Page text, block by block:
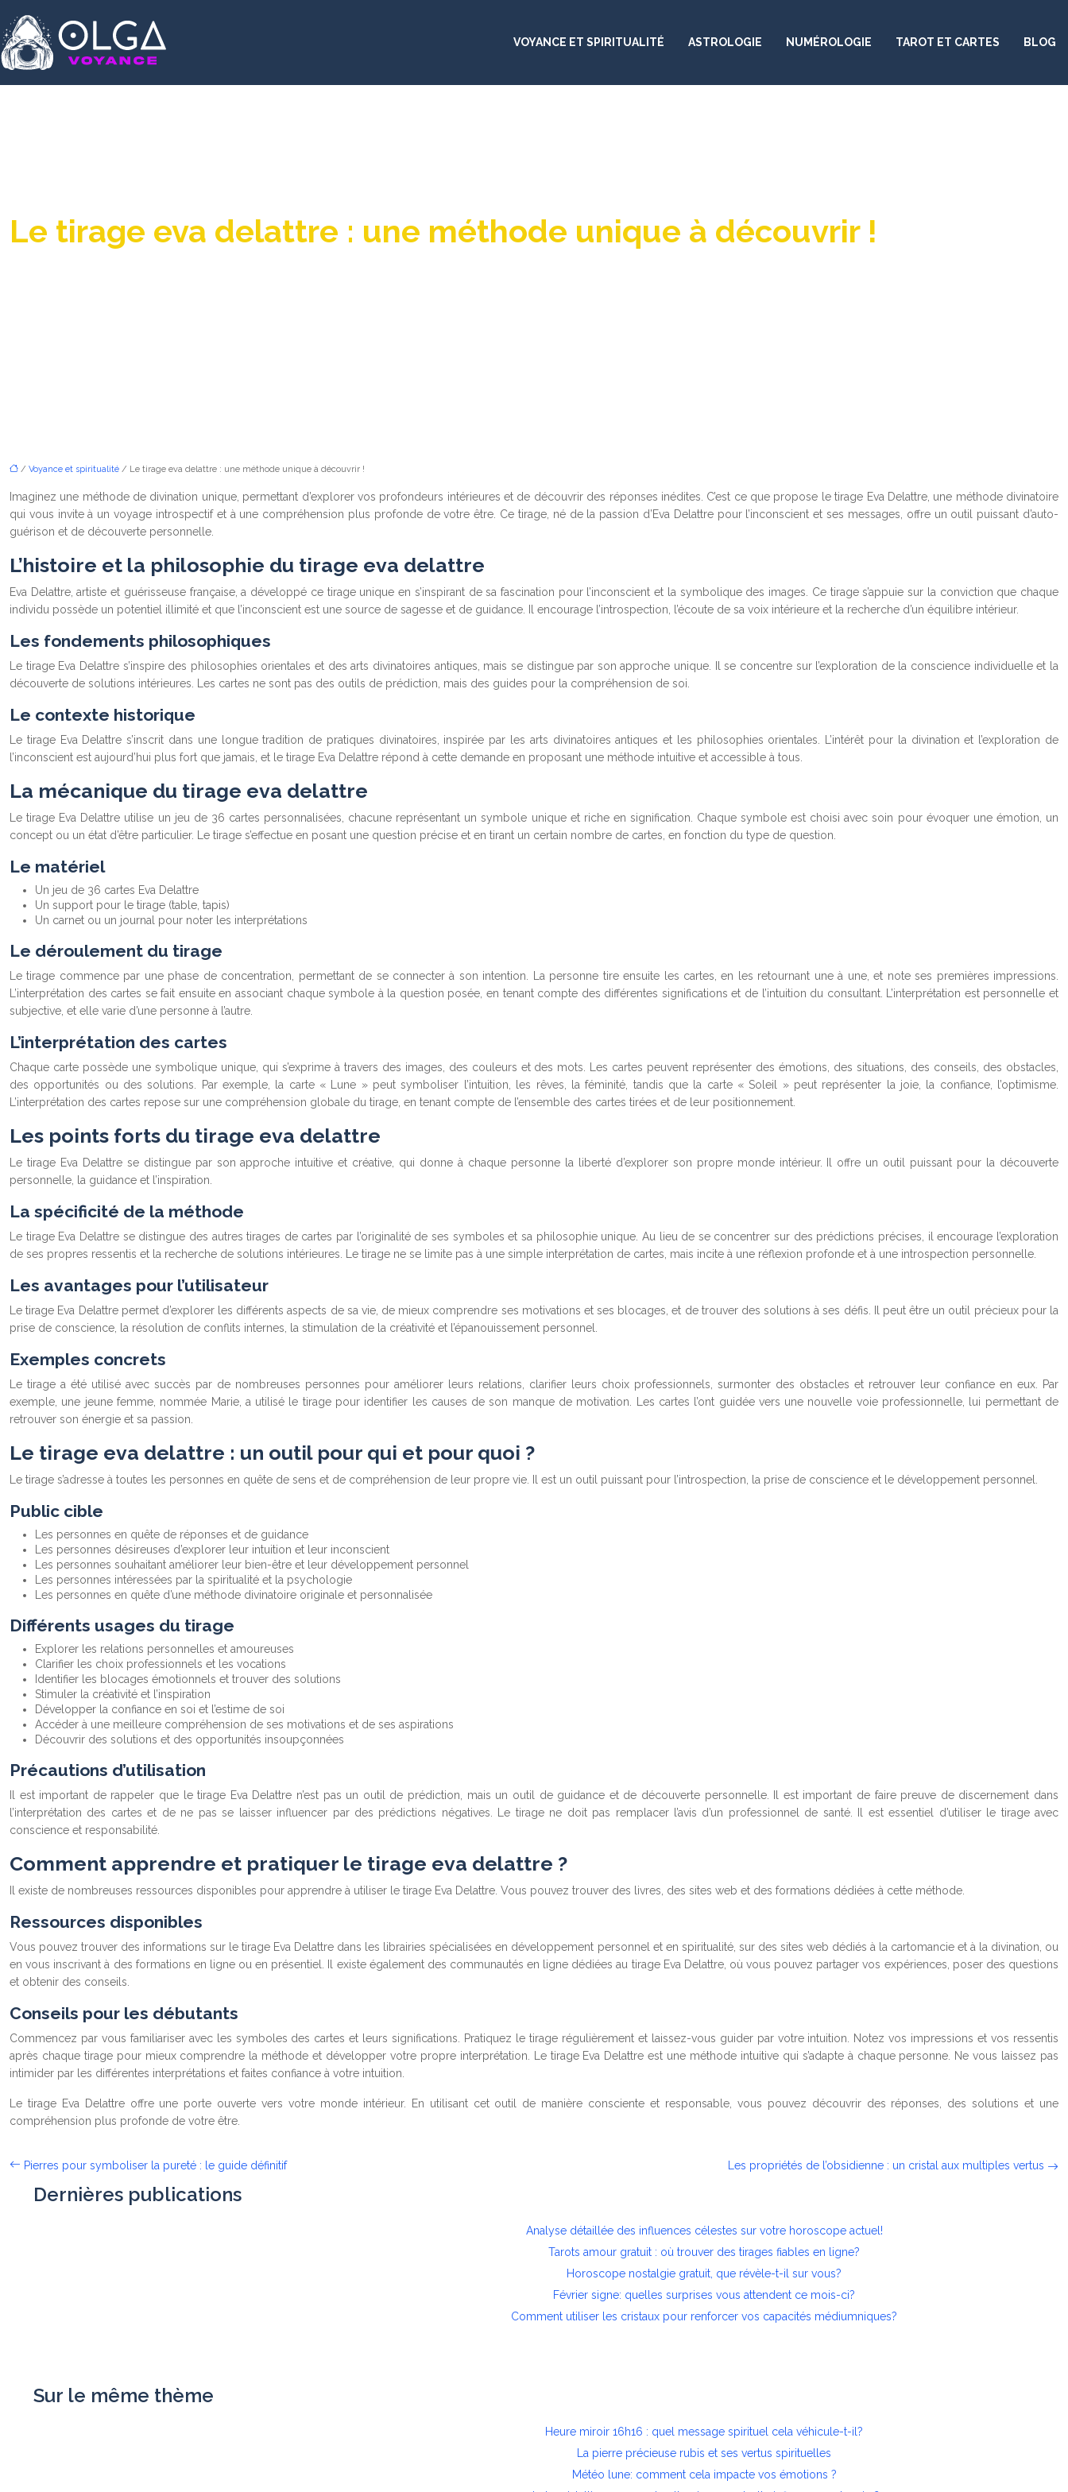
VOYANCE ET SPIRITUALITÉ ASTROLOGIE NUMÉROLOGIE TAROT ET CARTES BLOG
Le tirage eva delattre : une méthode unique à découvrir !
/ Voyance et spiritualité / Le tirage eva delattre : une méthode unique à découvrir !
Imaginez une méthode de divination unique, permettant d’explorer vos profondeurs intérieures et de découvrir des réponses inédites. C’est ce que propose le tirage Eva Delattre, une méthode divinatoire
qui vous invite à un voyage introspectif et à une compréhension plus profonde de votre être. Ce tirage, né de la passion d’Eva Delattre pour l’inconscient et ses messages, offre un outil puissant d’auto-
guérison et de découverte personnelle.
L’histoire et la philosophie du tirage eva delattre
Eva Delattre, artiste et guérisseuse française, a développé ce tirage unique en s’inspirant de sa fascination pour l’inconscient et la symbolique des images. Ce tirage s’appuie sur la conviction que chaque
individu possède un potentiel illimité et que l’inconscient est une source de sagesse et de guidance. Il encourage l’introspection, l’écoute de sa voix intérieure et la recherche d’un équilibre intérieur.
Les fondements philosophiques
Le tirage Eva Delattre s’inspire des philosophies orientales et des arts divinatoires antiques, mais se distingue par son approche unique. Il se concentre sur l’exploration de la conscience individuelle et la
découverte de solutions intérieures. Les cartes ne sont pas des outils de prédiction, mais des guides pour la compréhension de soi.
Le contexte historique
Le tirage Eva Delattre s’inscrit dans une longue tradition de pratiques divinatoires, inspirée par les arts divinatoires antiques et les philosophies orientales. L’intérêt pour la divination et l’exploration de
l’inconscient est aujourd’hui plus fort que jamais, et le tirage Eva Delattre répond à cette demande en proposant une méthode intuitive et accessible à tous.
La mécanique du tirage eva delattre
Le tirage Eva Delattre utilise un jeu de 36 cartes personnalisées, chacune représentant un symbole unique et riche en signification. Chaque symbole est choisi avec soin pour évoquer une émotion, un
concept ou un état d’être particulier. Le tirage s’effectue en posant une question précise et en tirant un certain nombre de cartes, en fonction du type de question.
Le matériel
Un jeu de 36 cartes Eva Delattre
Un support pour le tirage (table, tapis)
Un carnet ou un journal pour noter les interprétations
Le déroulement du tirage
Le tirage commence par une phase de concentration, permettant de se connecter à son intention. La personne tire ensuite les cartes, en les retournant une à une, et note ses premières impressions.
L’interprétation des cartes se fait ensuite en associant chaque symbole à la question posée, en tenant compte des différentes significations et de l’intuition du consultant. L’interprétation est personnelle et
subjective, et elle varie d’une personne à l’autre.
L’interprétation des cartes
Chaque carte possède une symbolique unique, qui s’exprime à travers des images, des couleurs et des mots. Les cartes peuvent représenter des émotions, des situations, des conseils, des obstacles,
des opportunités ou des solutions. Par exemple, la carte « Lune » peut symboliser l’intuition, les rêves, la féminité, tandis que la carte « Soleil » peut représenter la joie, la confiance, l’optimisme.
L’interprétation des cartes repose sur une compréhension globale du tirage, en tenant compte de l’ensemble des cartes tirées et de leur positionnement.
Les points forts du tirage eva delattre
Le tirage Eva Delattre se distingue par son approche intuitive et créative, qui donne à chaque personne la liberté d’explorer son propre monde intérieur. Il offre un outil puissant pour la découverte
personnelle, la guidance et l’inspiration.
La spécificité de la méthode
Le tirage Eva Delattre se distingue des autres tirages de cartes par l’originalité de ses symboles et sa philosophie unique. Au lieu de se concentrer sur des prédictions précises, il encourage l’exploration
de ses propres ressentis et la recherche de solutions intérieures. Le tirage ne se limite pas à une simple interprétation de cartes, mais incite à une réflexion profonde et à une introspection personnelle.
Les avantages pour l’utilisateur
Le tirage Eva Delattre permet d’explorer les différents aspects de sa vie, de mieux comprendre ses motivations et ses blocages, et de trouver des solutions à ses défis. Il peut être un outil précieux pour la
prise de conscience, la résolution de conflits internes, la stimulation de la créativité et l’épanouissement personnel.
Exemples concrets
Le tirage a été utilisé avec succès par de nombreuses personnes pour améliorer leurs relations, clarifier leurs choix professionnels, surmonter des obstacles et retrouver leur confiance en eux. Par
exemple, une jeune femme, nommée Marie, a utilisé le tirage pour identifier les causes de son manque de motivation. Les cartes l’ont guidée vers une nouvelle voie professionnelle, lui permettant de
retrouver son énergie et sa passion.
Le tirage eva delattre : un outil pour qui et pour quoi ?
Le tirage s’adresse à toutes les personnes en quête de sens et de compréhension de leur propre vie. Il est un outil puissant pour l’introspection, la prise de conscience et le développement personnel.
Public cible
Les personnes en quête de réponses et de guidance
Les personnes désireuses d’explorer leur intuition et leur inconscient
Les personnes souhaitant améliorer leur bien-être et leur développement personnel
Les personnes intéressées par la spiritualité et la psychologie
Les personnes en quête d’une méthode divinatoire originale et personnalisée
Différents usages du tirage
Explorer les relations personnelles et amoureuses
Clarifier les choix professionnels et les vocations
Identifier les blocages émotionnels et trouver des solutions
Stimuler la créativité et l’inspiration
Développer la confiance en soi et l’estime de soi
Accéder à une meilleure compréhension de ses motivations et de ses aspirations
Découvrir des solutions et des opportunités insoupçonnées
Précautions d’utilisation
Il est important de rappeler que le tirage Eva Delattre n’est pas un outil de prédiction, mais un outil de guidance et de découverte personnelle. Il est important de faire preuve de discernement dans
l’interprétation des cartes et de ne pas se laisser influencer par des prédictions négatives. Le tirage ne doit pas remplacer l’avis d’un professionnel de santé. Il est essentiel d’utiliser le tirage avec
conscience et responsabilité.
Comment apprendre et pratiquer le tirage eva delattre ?
Il existe de nombreuses ressources disponibles pour apprendre à utiliser le tirage Eva Delattre. Vous pouvez trouver des livres, des sites web et des formations dédiées à cette méthode.
Ressources disponibles
Vous pouvez trouver des informations sur le tirage Eva Delattre dans les librairies spécialisées en développement personnel et en spiritualité, sur des sites web dédiés à la cartomancie et à la divination, ou
en vous inscrivant à des formations en ligne ou en présentiel. Il existe également des communautés en ligne dédiées au tirage Eva Delattre, où vous pouvez partager vos expériences, poser des questions
et obtenir des conseils.
Conseils pour les débutants
Commencez par vous familiariser avec les symboles des cartes et leurs significations. Pratiquez le tirage régulièrement et laissez-vous guider par votre intuition. Notez vos impressions et vos ressentis
après chaque tirage pour mieux comprendre la méthode et développer votre propre interprétation. Le tirage Eva Delattre est une méthode intuitive qui s’adapte à chaque personne. Ne vous laissez pas
intimider par les différentes interprétations et faites confiance à votre intuition.
Le tirage Eva Delattre offre une porte ouverte vers votre monde intérieur. En utilisant cet outil de manière consciente et responsable, vous pouvez découvrir des réponses, des solutions et une
compréhension plus profonde de votre être.
Pierres pour symboliser la pureté : le guide définitif Les propriétés de l’obsidienne : un cristal aux multiples vertus
Dernières publications
Analyse détaillée des influences célestes sur votre horoscope actuel!
Tarots amour gratuit : où trouver des tirages fiables en ligne?
Horoscope nostalgie gratuit, que révèle-t-il sur vous?
Février signe: quelles surprises vous attendent ce mois-ci?
Comment utiliser les cristaux pour renforcer vos capacités médiumniques?
Sur le même thème
Heure miroir 16h16 : quel message spirituel cela véhicule-t-il?
La pierre précieuse rubis et ses vertus spirituelles
Météo lune: comment cela impacte vos émotions ?